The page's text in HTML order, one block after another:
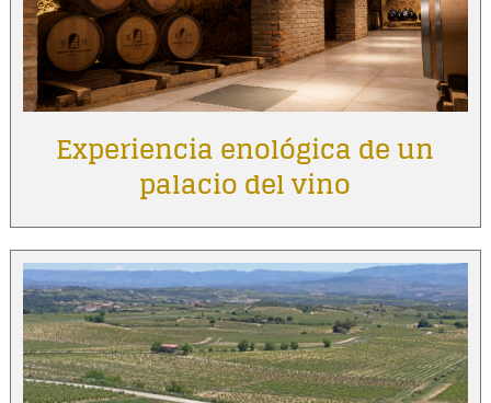
Experiencia enológica de un
palacio del vino